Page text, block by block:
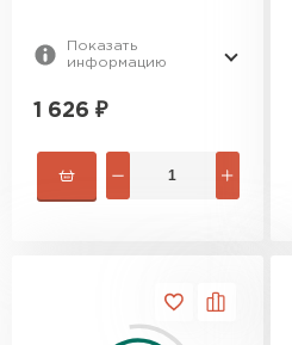
Показать
информацию
1 626 ₽